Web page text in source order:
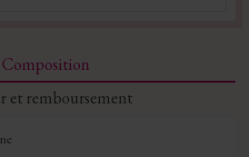
Composition
et remboursement